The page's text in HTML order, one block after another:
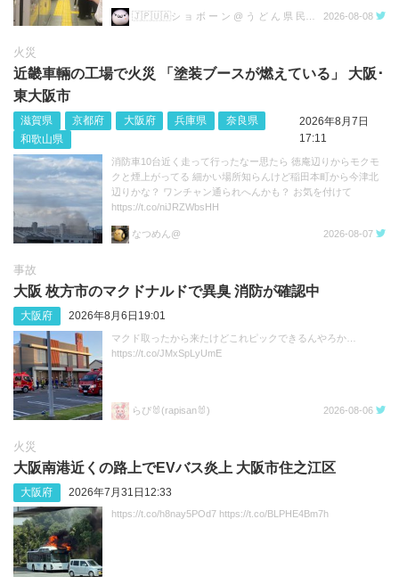
2026-08-08
火災
近畿車輛の工場で火災 「塗装ブースが燃えている」 大阪･
東大阪市
滋賀県 京都府 大阪府 兵庫県
奈良県
和歌山県
2026年8月7日
17:11
消防車10台近く走って行ったなー思たら 徳庵辺りからモクモ
クと煙上がってる 細かい場所知らんけど稲田本町から今津北
辺りかな？ ワンチャン通られへんかも？ お気を付けて
https://t.co/niJRZWbsHH
なつめん@ 2026-08-07
事故
大阪 枚方市のマクドナルドで異臭 消防が確認中
大阪府 2026年8月6日19:01
マクド取ったから来たけどこれピックできるんやろか…
https://t.co/JMxSpLyUmE
らぴ🐰(rapisan🐰) 2026-08-06
火災
大阪南港近くの路上でEVバス炎上 大阪市住之江区
大阪府 2026年7月31日12:33
https://t.co/h8nay5POd7 https://t.co/BLPHE4Bm7h